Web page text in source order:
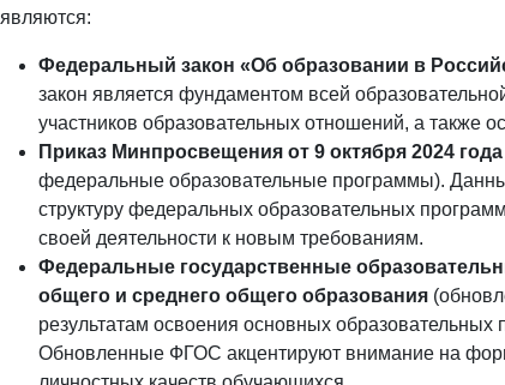
являются:
Федеральный закон «Об образовании в
закон является фундаментом всей
участников образовательных отношений, а также
Приказ Минпросвещения от 9 октября 2024
федеральные образовательные программы).
структуру федеральных образовательных
своей деятельности к новым требованиям.
Федеральные государственные
общего и среднего общего образования
результатам освоения основных
Обновленные ФГОС акцентируют внимание на